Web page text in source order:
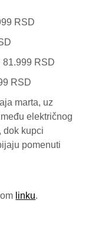
RSD
81.999 RSD
RSD
marta, uz
električnog
dok kupci
pomenuti
linku.